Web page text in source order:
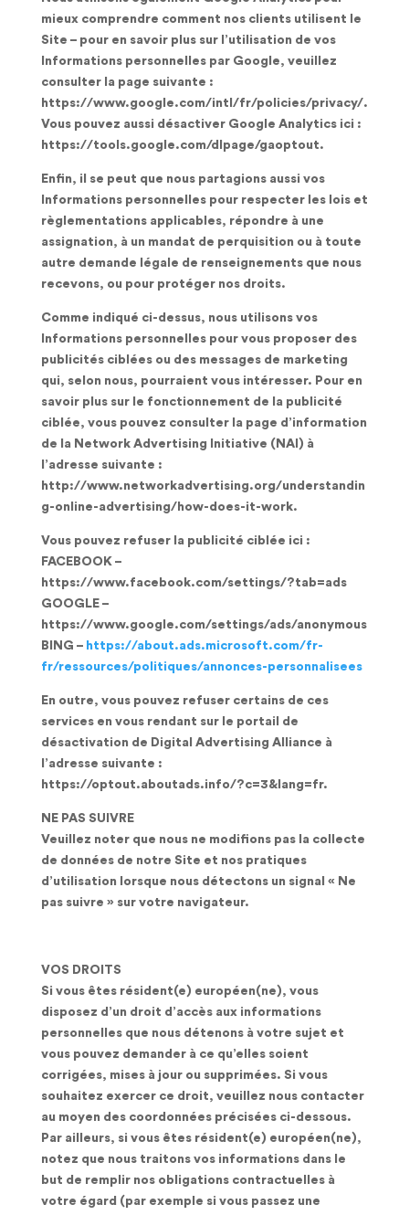
mieux comprendre comment nos clients utilisent le
Site – pour en savoir plus sur l’utilisation de vos
Informations personnelles par Google, veuillez
consulter la page suivante :
https://www.google.com/intl/fr/policies/privacy/.
Vous pouvez aussi désactiver Google Analytics ici :
https://tools.google.com/dlpage/gaoptout.
Enfin, il se peut que nous partagions aussi vos
Informations personnelles pour respecter les lois et
règlementations applicables, répondre à une
assignation, à un mandat de perquisition ou à toute
autre demande légale de renseignements que nous
recevons, ou pour protéger nos droits.
Comme indiqué ci-dessus, nous utilisons vos
Informations personnelles pour vous proposer des
publicités ciblées ou des messages de marketing
qui, selon nous, pourraient vous intéresser. Pour en
savoir plus sur le fonctionnement de la publicité
ciblée, vous pouvez consulter la page d’information
de la Network Advertising Initiative (NAI) à
l’adresse suivante :
http://www.networkadvertising.org/understandin
g-online-advertising/how-does-it-work.
Vous pouvez refuser la publicité ciblée ici :
FACEBOOK –
https://www.facebook.com/settings/?tab=ads
GOOGLE –
https://www.google.com/settings/ads/anonymous
BING – https://about.ads.microsoft.com/fr-
fr/ressources/politiques/annonces-personnalisees
En outre, vous pouvez refuser certains de ces
services en vous rendant sur le portail de
désactivation de Digital Advertising Alliance à
l’adresse suivante :
https://optout.aboutads.info/?c=3&lang=fr.
NE PAS SUIVRE
Veuillez noter que nous ne modifions pas la collecte
de données de notre Site et nos pratiques
d’utilisation lorsque nous détectons un signal « Ne
pas suivre » sur votre navigateur.
VOS DROITS
Si vous êtes résident(e) européen(ne), vous
disposez d’un droit d’accès aux informations
personnelles que nous détenons à votre sujet et
vous pouvez demander à ce qu’elles soient
corrigées, mises à jour ou supprimées. Si vous
souhaitez exercer ce droit, veuillez nous contacter
au moyen des coordonnées précisées ci-dessous.
Par ailleurs, si vous êtes résident(e) européen(ne),
notez que nous traitons vos informations dans le
but de remplir nos obligations contractuelles à
votre égard (par exemple si vous passez une